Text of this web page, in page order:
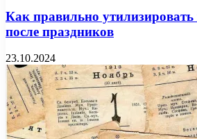
Как правильно
после праздников
23.10.2024